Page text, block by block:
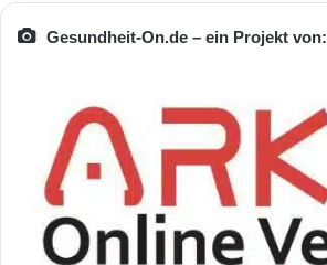
Gesundheit-On.de – ein Projekt von: